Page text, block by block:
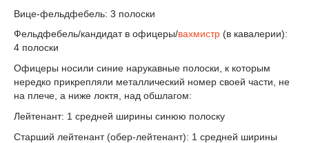
Вице-фельдфебель: 3 полоски
Фельдфебель/кандидат в офицеры/вахмистр (в кавалерии):
4 полоски
Офицеры носили синие нарукавные полоски, к которым
нередко прикрепляли металлический номер своей части, не
на плече, а ниже локтя, над обшлагом:
Лейтенант: 1 средней ширины синюю полоску
Старший лейтенант (обер-лейтенант): 1 средней ширины